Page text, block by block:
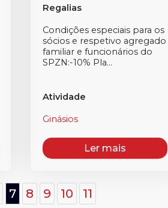
Regalias
Condições especiais para os
sócios e respetivo agregado
familiar e funcionários do
SPZN:-10% Pla...
Atividade
Ginásios
Ler mais
7 8 9 10 11